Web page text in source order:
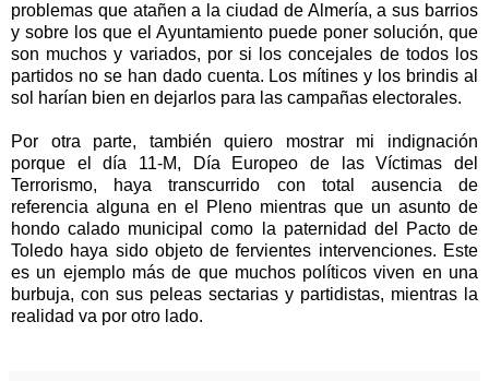
problemas que atañen a la ciudad de Almería, a sus barrios
y sobre los que el Ayuntamiento puede poner solución, que
son muchos y variados, por si los concejales de todos los
partidos no se han dado cuenta. Los mítines y los brindis al
sol harían bien en dejarlos para las campañas electorales.
Por otra parte, también quiero mostrar mi indignación
porque el día 11-M, Día Europeo de las Víctimas del
Terrorismo, haya transcurrido con total ausencia de
referencia alguna en el Pleno mientras que un asunto de
hondo calado municipal como la paternidad del Pacto de
Toledo haya sido objeto de fervientes intervenciones. Este
es un ejemplo más de que muchos políticos viven en una
burbuja, con sus peleas sectarias y partidistas, mientras la
realidad va por otro lado.